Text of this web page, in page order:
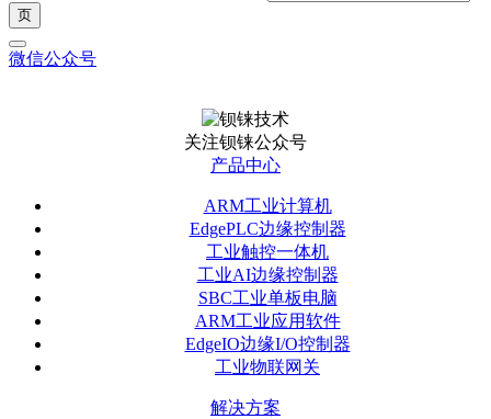
微信公众号
关注钡铼公众号
产品中心
ARM工业计算机
EdgePLC边缘控制器
工业触控一体机
工业AI边缘控制器
SBC工业单板电脑
ARM工业应用软件
EdgeIO边缘I/O控制器
工业物联网关
解决方案